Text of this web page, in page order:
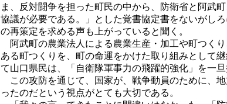
ま、反対闘争を担った町民の中から、防衛省と阿武
協議が必要である。」とした覚書協定書をないがし
の再策定を求める声も上がっていると聞く。
阿武町の農業法人による農業生産・加工や町つく
ある町つくりを、町の命運をかけた取り組みとして
て山口県民は、「自衛隊軍事力の飛躍的強化」を一旦
この攻防を通じて、国家が、戦争動員のために、
ったのだという視点がとても大切である。